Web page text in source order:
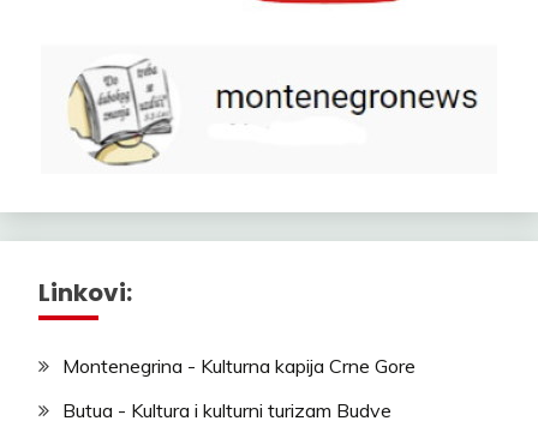
Linkovi:
Montenegrina - Kulturna kapija Crne Gore
Butua - Kultura i kulturni turizam Budve